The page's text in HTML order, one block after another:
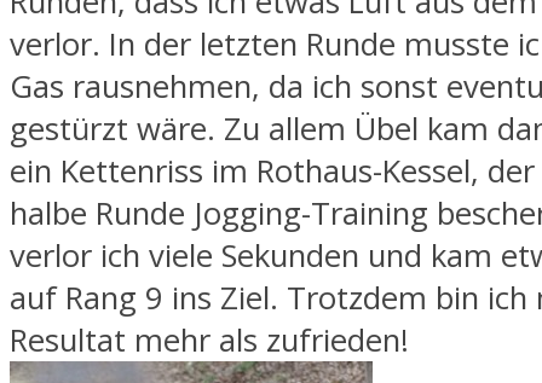
verlor. In der letzten Runde musste
Gas rausnehmen, da ich sonst
gestürzt wäre. Zu allem Übel kam
ein Kettenriss im Rothaus-Kessel,
halbe Runde Jogging-Training
verlor ich viele Sekunden und kam
auf Rang 9 ins Ziel. Trotzdem bin
Resultat mehr als zufrieden!